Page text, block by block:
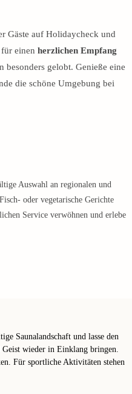
Gäste auf Holidaycheck und
einen herzlichen Empfang
gelobt. Genieße eine
die schöne Umgebung bei
Auswahl an regionalen und
oder vegetarische Gerichte
Service verwöhnen und erlebe
Saunalandschaft und lasse den
wieder in Einklang bringen.
Für sportliche Aktivitäten stehen